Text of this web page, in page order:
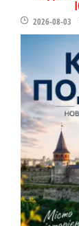
2026-08-03